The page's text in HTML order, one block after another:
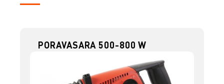
PORAVASARA 500-800 W